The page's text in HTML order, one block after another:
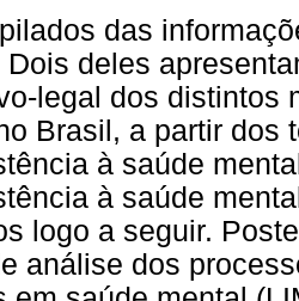
das
deles
legal dos distintos
Brasil, a partir dos
à saúde
à saúde
logo a seguir.
análise dos